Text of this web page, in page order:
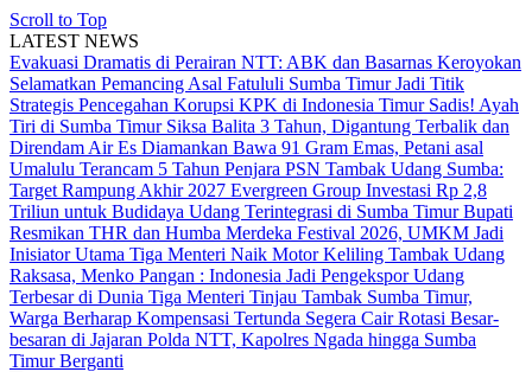
Scroll to Top
LATEST NEWS
Evakuasi Dramatis di Perairan NTT: ABK dan Basarnas Keroyokan
Selamatkan Pemancing Asal Fatululi Sumba Timur Jadi Titik
Strategis Pencegahan Korupsi KPK di Indonesia Timur Sadis! Ayah
Tiri di Sumba Timur Siksa Balita 3 Tahun, Digantung Terbalik dan
Direndam Air Es Diamankan Bawa 91 Gram Emas, Petani asal
Umalulu Terancam 5 Tahun Penjara PSN Tambak Udang Sumba:
Target Rampung Akhir 2027 Evergreen Group Investasi Rp 2,8
Triliun untuk Budidaya Udang Terintegrasi di Sumba TimurBupati
Resmikan THR dan Humba Merdeka Festival 2026, UMKM Jadi
Inisiator Utama Tiga Menteri Naik Motor Keliling Tambak Udang
Raksasa, Menko Pangan : Indonesia Jadi Pengekspor Udang
Terbesar di Dunia Tiga Menteri Tinjau Tambak Sumba Timur,
Warga Berharap Kompensasi Tertunda Segera CairRotasi Besar-
besaran di Jajaran Polda NTT, Kapolres Ngada hingga Sumba
Timur Berganti